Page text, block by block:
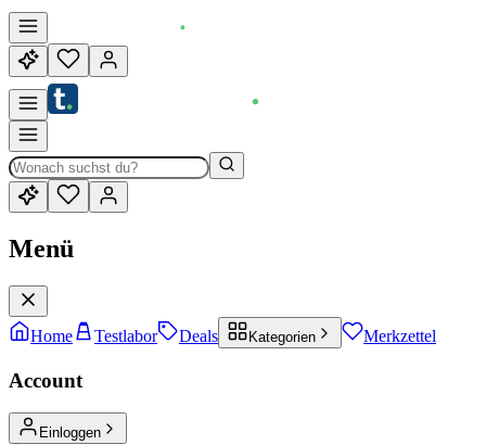
Menü
Home Testlabor Deals Kategorien Merkzettel
Account
Einloggen